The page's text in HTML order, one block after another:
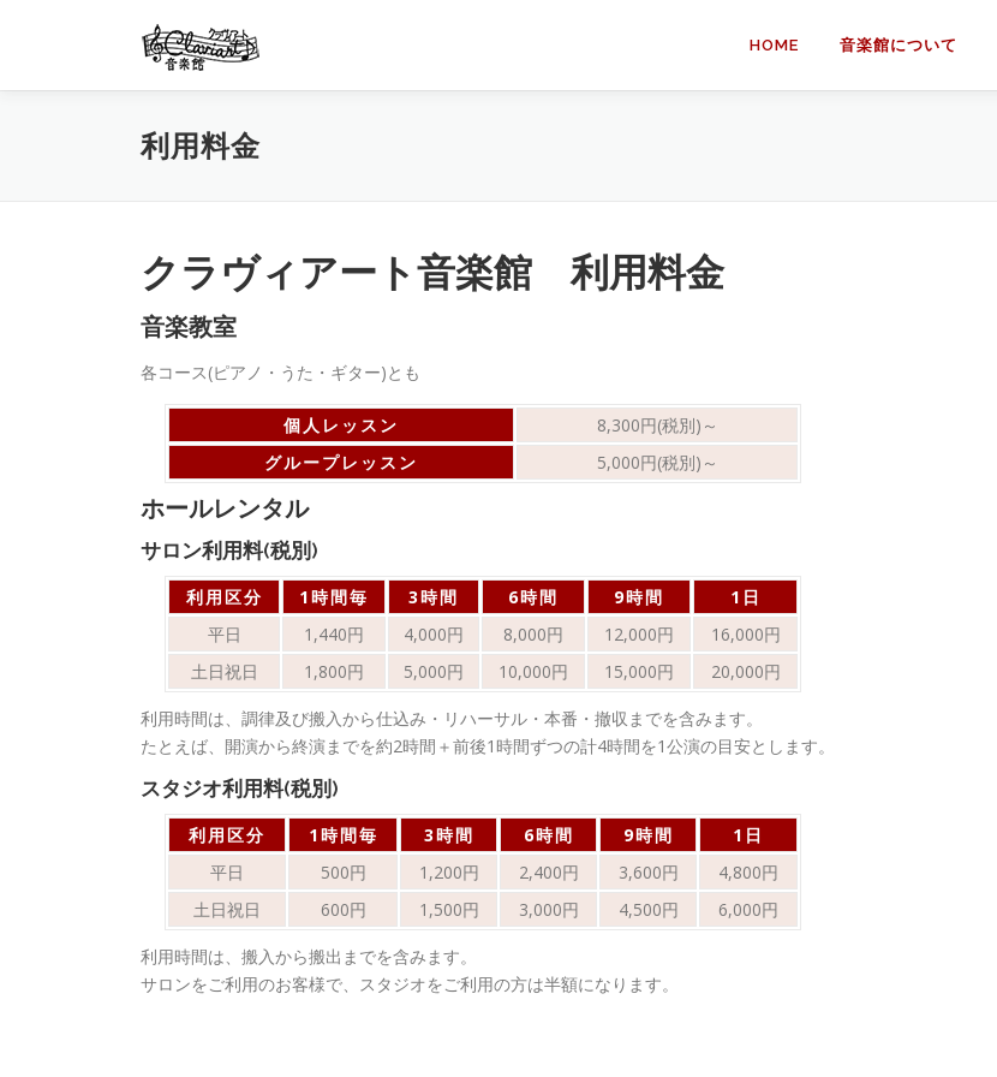
ン
HOME 音楽館について
利用料金
クラヴィアート音楽館 利用料金
音楽教室
各コース(ピアノ・うた・ギター)とも
個人レッスン
8,300円(税別)～
グループレッスン
5,000円(税別)～
ホールレンタル
サロン利用料(税別)
利用区分 1時間毎 3時間 6時間 9時間
1日
平日
1,440円 4,000円 8,000円 12,000円
16,000円
土日祝日
1,800円 5,000円 10,000円 15,000円 20,000円
利用時間は、調律及び搬入から仕込み・リハーサル・本番・撤収までを含みます。
たとえば、開演から終演までを約2時間＋前後1時間ずつの計4時間を1公演の目安とします。
スタジオ利用料(税別)
利用区分 1時間毎 3時間 6時間 9時間
1日
平日
500円 1,200円 2,400円 3,600円
4,800円
土日祝日
600円 1,500円 3,000円 4,500円 6,000円
利用時間は、搬入から搬出までを含みます。
サロンをご利用のお客様で、スタジオをご利用の方は半額になります。